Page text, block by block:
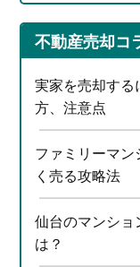
不動産売却コ
実家を売却する
方、注意点
ファミリーマ
く売る攻略法
仙台のマンシ
は？